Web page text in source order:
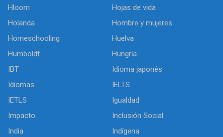
Hloom
Hojas de vida
Holanda
Hombre y mujeres
Homeschooling
Huelva
Humboldt
Hungría
IBT
Idioma japonés
Idiomas
IELTS
IETLS
Igualdad
Impacto
Inclusión Social
India
Indígena